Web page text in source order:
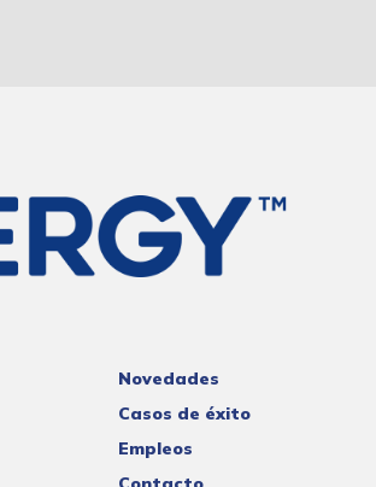
Novedades
Casos de éxito
Empleos